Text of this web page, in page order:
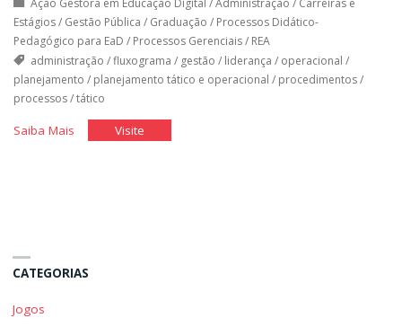
Estágios/ Gestão Pública / Graduação / Processos Didático-
Pedagógico para EaD / Processos Gerenciais/ REA
administração /fluxograma / gestão / liderança / operacional /
planejamento / planejamento tático e operacional / procedimentos/
processos/tático
Saiba Mais"Planejamento
Visite"Planejamento
CATEGORIAS
Jogos